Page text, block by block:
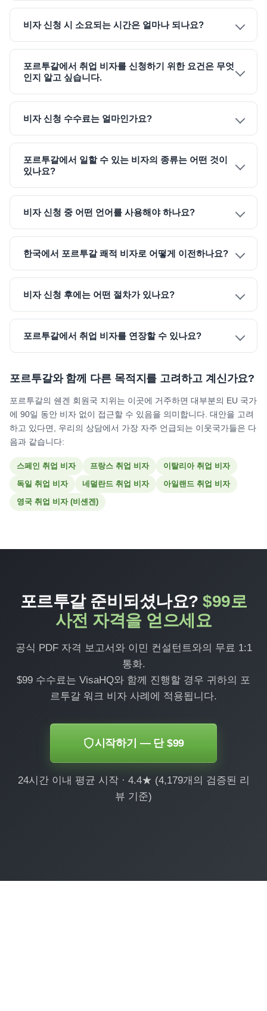
비자 신청 시 소요되는 시간은 얼마나 되나요?
포르투갈에서 취업 비자를 신청하기 위한 요건은 무엇
인지 알고 싶습니다.
비자 신청 수수료는 얼마인가요?
포르투갈에서 일할 수 있는 비자의 종류는 어떤 것이
있나요?
비자 신청 중 어떤 언어를 사용해야 하나요?
한국에서 포르투갈 쾌적 비자로 어떻게 이전하나요?
비자 신청 후에는 어떤 절차가 있나요?
포르투갈에서 취업 비자를 연장할 수 있나요?
포르투갈와 함께 다른 목적지를 고려하고 계신가요?
포르투갈의 쉔겐 회원국 지위는 이곳에 거주하면 대부분의 EU 국가
에 90일 동안 비자 없이 접근할 수 있음을 의미합니다. 대안을 고려
하고 있다면, 우리의 상담에서 가장 자주 언급되는 이웃국가들은 다
음과 같습니다:
스페인 취업 비자 프랑스 취업 비자
이탈리아 취업 비자
독일 취업 비자
네덜란드 취업 비자
아일랜드 취업 비자
영국 취업 비자 (비셴겐)
포르투갈 준비되셨나요?$99로
사전 자격을 얻으세요
공식 PDF 자격 보고서와 이민 컨설턴트와의 무료 1:1
통화.
$99 수수료는 VisaHQ와 함께 진행할 경우 귀하의 포
르투갈 워크 비자 사례에 적용됩니다.
시작하기 — 단 $99
24시간 이내 평균 시작 · 4.4★ (4,179개의 검증된 리
뷰 기준)